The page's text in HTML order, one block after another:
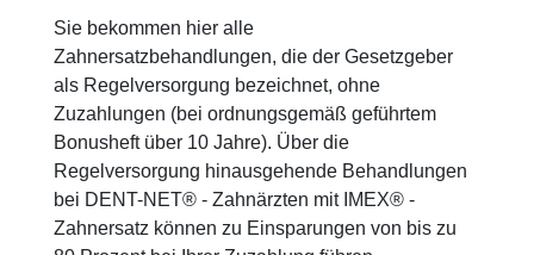
Sie bekommen hier alle
Zahnersatzbehandlungen, die der Gesetzgeber
als Regelversorgung bezeichnet, ohne
Zuzahlungen (bei ordnungsgemäß geführtem
Bonusheft über 10 Jahre). Über die
Regelversorgung hinausgehende Behandlungen
bei DENT-NET® - Zahnärzten mit IMEX® -
Zahnersatz können zu Einsparungen von bis zu